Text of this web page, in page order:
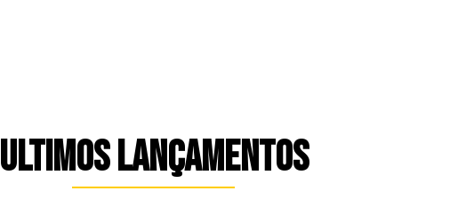
ULTIMOS LANÇAMENTOS